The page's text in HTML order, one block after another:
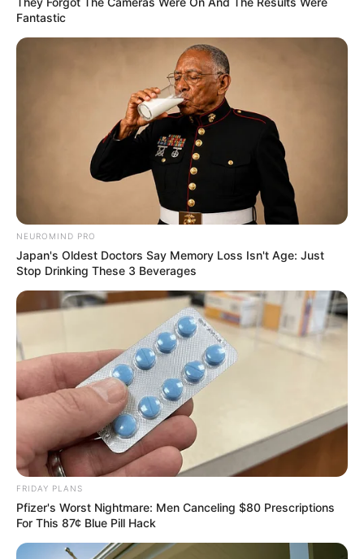
Discover What May Be Influencing Your Joint
If You Owe $20,000 Across 4 Credit Cards, Stop
Sending 4 Separate Checks
JG WENTWORTH
Fantastic
NEUROMIND PRO
Japan's Oldest Doctors Say Memory Loss Isn't Age: Just
Stop Drinking These 3 Beverages
FRIDAY PLANS
Pfizer's Worst Nightmare: Men Canceling $80 Prescriptions
For This 87¢ Blue Pill Hack